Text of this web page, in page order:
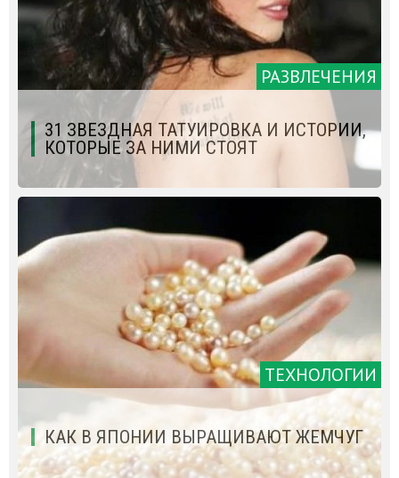
РАЗВЛЕЧЕНИЯ
31 ЗВЕЗДНАЯ ТАТУИРОВКА И ИСТОРИИ,
КОТОРЫЕ ЗА НИМИ СТОЯТ
ТЕХНОЛОГИИ
КАК В ЯПОНИИ ВЫРАЩИВАЮТ ЖЕМЧУГ